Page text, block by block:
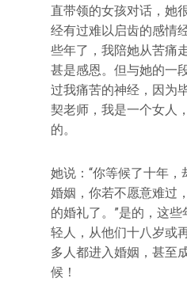
直带领的女孩对话，她
经有过难以启齿的感情
些年了，我陪她从苦痛
甚是感恩。但与她的一
过我痛苦的神经，因为
契老师，我是一个女人
的。
她说：“你等候了十年
婚姻，你若不愿意难过
的婚礼了。”是的，这
轻人，从他们十八岁或
多人都进入婚姻，甚至
候！